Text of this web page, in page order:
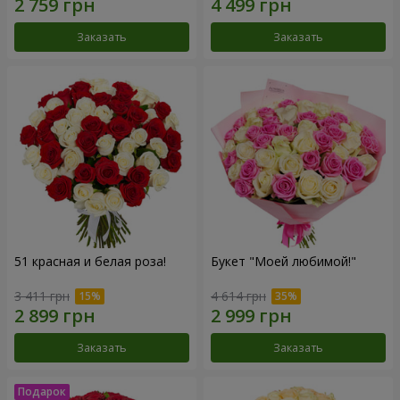
Заказать Заказать
51 красная и белая роза!
3 411 грн
Заказать
Букет "Моей любимой!"
4 614 грн
Заказать